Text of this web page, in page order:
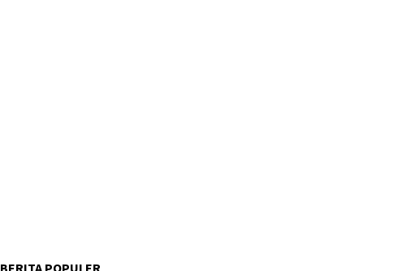
BERITA POPULER